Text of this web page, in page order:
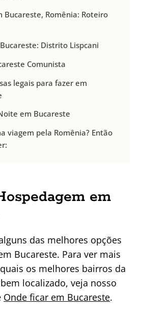
Bucareste, Romênia: Roteiro
Distrito Lispcani
Comunista
legais para fazer em
em Bucareste
viagem pela Romênia? Então
em
das melhores opções
Bucareste. Para ver mais
os melhores bairros da
localizado, veja nosso
Onde ficar em Bucareste.